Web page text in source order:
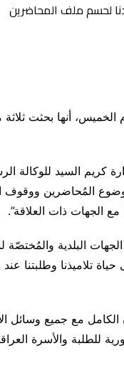
الخميس، أنها بحثت
كريم السيد للوكالة
المُحاضرين ووقوف
الجهات ذات العلاقة”.
البلدية
حياة تلاميذنا وطلبتنا
الكامل مع جميع وسائل
للطلبة والأسرة